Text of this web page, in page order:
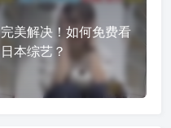
完美解决！如何免费看
日本综艺？